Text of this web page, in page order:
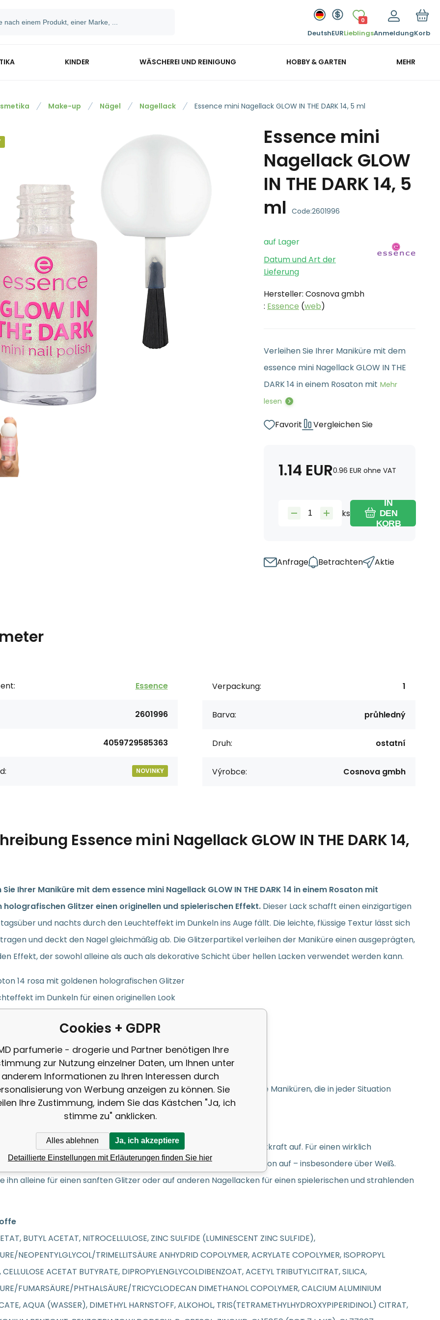
DeutshEUR
0
LieblingsAnmeldungKorb
KINDER WÄSCHEREI UND REINIGUNG HOBBY & GARTEN MEHR
Make-up Nägel Nagellack Essence mini Nagellack GLOW IN THE DARK 14, 5 ml
Essence mini
Nagellack GLOW
IN THE DARK 14, 5
ml Code:2601996
auf Lager
Datum und Art der
Lieferung
Hersteller: Cosnova gmbh
: Essence (web)
Verleihen Sie Ihrer Maniküre mit dem
essence mini Nagellack GLOW IN THE
DARK 14 in einem Rosaton mit Mehr
lesen
Favorit Vergleichen Sie
1.14 EUR0.96 EUR ohne VAT
ks
IN
DEN
KORB
Anfrage Betrachten Aktie
Essence
2601996
4059729585363
NOVINKY
Verpackung: 1
Barva: průhledný
Druh: ostatní
Výrobce: Cosnova gmbh
Essence mini Nagellack GLOW IN THE DARK 14,
Ihrer Maniküre mit dem essence mini Nagellack GLOW IN THE DARK 14 in einem Rosaton mit
holografischen Glitzer einen originellen und spielerischen Effekt. Dieser Lack schafft einen einzigartigen
und nachts durch den Leuchteffekt im Dunkeln ins Auge fällt. Die leichte, flüssige Textur lässt sich
und deckt den Nagel gleichmäßig ab. Die Glitzerpartikel verleihen der Maniküre einen ausgeprägten,
Effekt, der sowohl alleine als auch als dekorative Schicht über hellen Lacken verwendet werden kann.
14 rosa mit goldenen holografischen Glitzer
im Dunkeln für einen originellen Look
für helle Farben und auch für die alleinige Verwendung
Effekt für einen Tages- und Nachtlook
Format ideal für Reisen
GLOW IN THE DARK 14 ist die ideale Wahl für kreative und auffällige Maniküren, die in jeder Situation
erregen.
eine oder zwei Schichten je nach gewünschter Intensität der Leuchtkraft auf. Für einen wirklich
Leuchteffekt im Dunkeln tragen Sie ihn über einem hellen Farbton auf – insbesondere über Weiß.
ihn alleine für einen sanften Glitzer oder auf anderen Nagellacken für einen spielerischen und strahlenden
BUTYL ACETAT, NITROCELLULOSE, ZINC SULFIDE (LUMINESCENT ZINC SULFIDE),
NEOPENTYLGLYCOL/TRIMELLITSÄURE ANHYDRID COPOLYMER, ACRYLATE COPOLYMER, ISOPROPYL
CELLULOSE ACETAT BUTYRATE, DIPROPYLENGLYCOLDIBENZOAT, ACETYL TRIBUTYLCITRAT, SILICA,
FUMARSÄURE/PHTHALSÄURE/TRICYCLODECAN DIMETHANOL COPOLYMER, CALCIUM ALUMINIUM
AQUA (WASSER), DIMETHYL HARNSTOFF, ALKOHOL, TRIS(TETRAMETHYLHYDROXYPIPERIDINOL) CITRAT,
Cookies + GDPR
parfumerie - drogerie und Partner benötigen Ihre
zur Nutzung einzelner Daten, um Ihnen unter
anderem Informationen zu Ihren Interessen durch
von Werbung anzeigen zu können. Sie
Ihre Zustimmung, indem Sie das Kästchen "Ja, ich
stimme zu" anklicken.
Alles ablehnen Ja, ich akzeptiere
Detaillierte Einstellungen mit Erläuterungen finden Sie hier